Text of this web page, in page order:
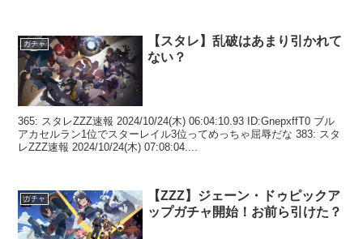
ガチャ
【スタレ】乱破はあまり引かれて
ない？
365: スタレZZZ速報 2024/10/24(木) 06:04:10.93 ID:GnepxffT0 ブル
アカセルラン1位でスターレイル3位ってめっちゃ屈辱だな 383: スタ
レZZZ速報 2024/10/24(木) 07:08:04....
ガチャ
【ZZZ】ジェーン・ドゥピックア
ップガチャ開始！お前ら引けた？